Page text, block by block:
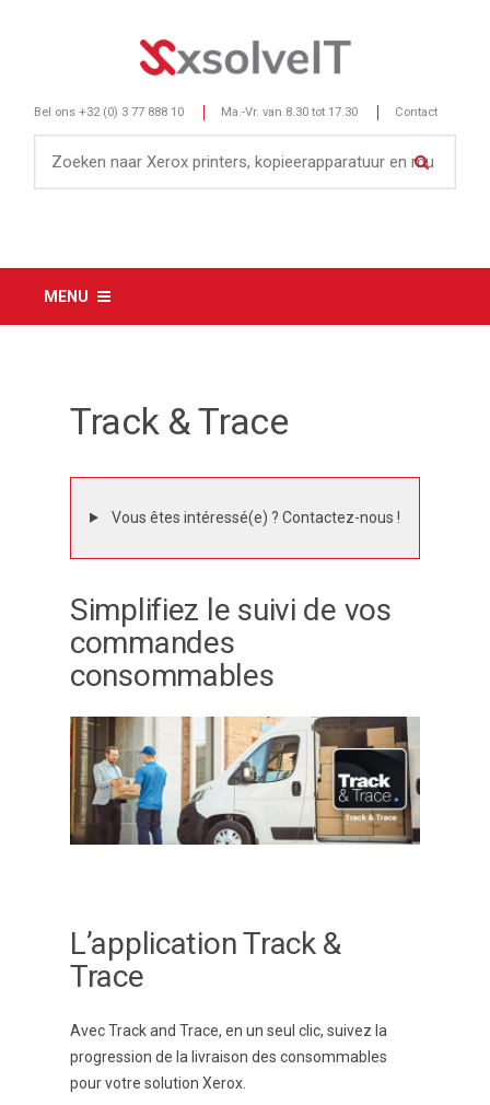
Bel ons +32 (0) 3 77 888 10 Ma.-Vr. van 8.30 tot 17.30 Contact
MENU
Track & Trace
Vous êtes intéressé(e) ? Contactez-nous !
Simplifiez le suivi de vos
commandes
consommables
L’application Track &
Trace
AvecTrack and Trace, en un seul clic, suivez la
progression de la livraison des consommables
pour votre solution Xerox.